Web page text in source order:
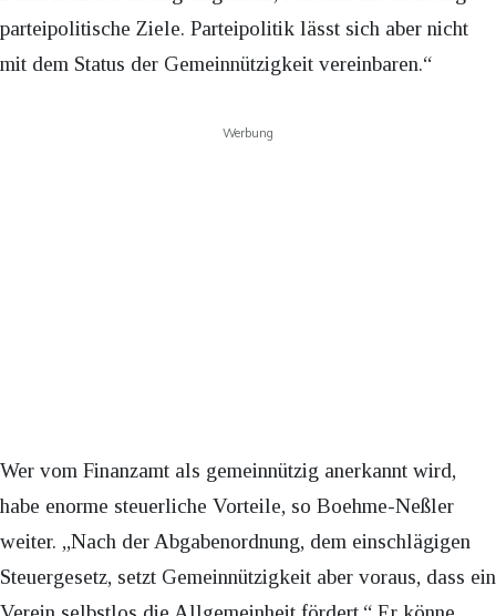
parteipolitische Ziele. Parteipolitik lässt sich aber nicht
mit dem Status der Gemeinnützigkeit vereinbaren.“
Werbung
Wer vom Finanzamt als gemeinnützig anerkannt wird,
habe enorme steuerliche Vorteile, so Boehme-Neßler
weiter. „Nach der Abgabenordnung, dem einschlägigen
Steuergesetz, setzt Gemeinnützigkeit aber voraus, dass ein